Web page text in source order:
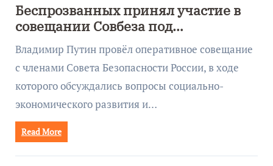
Беспрозванных принял участие в
совещании Совбеза под
руководством Путина
Владимир Путин провёл оперативное совещание
с членами Совета Безопасности России, в ходе
которого обсуждались вопросы социально-
экономического развития и…
Read More